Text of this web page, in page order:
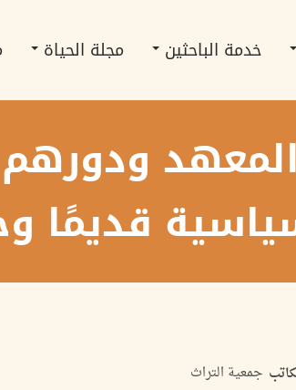
خدمة الباحثين مجلة الحياة
قديمًا
جمعية التراث